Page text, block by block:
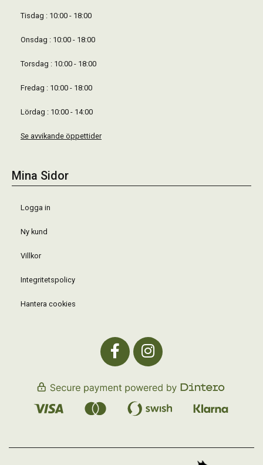
Tisdag : 10:00 - 18:00
Onsdag : 10:00 - 18:00
Torsdag : 10:00 - 18:00
Fredag : 10:00 - 18:00
Lördag : 10:00 - 14:00
Se avvikande öppettider
Mina Sidor
Logga in
Ny kund
Villkor
Integritetspolicy
Hantera cookies